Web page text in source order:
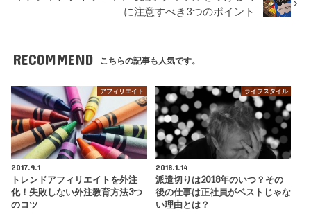
に注意すべき3つのポイント
RECOMMEND こちらの記事も人気です。
アフィリエイト
2017.9.1
トレンドアフィリエイトを外注
化！失敗しない外注教育方法3つ
のコツ
ライフスタイル
2018.1.14
派遣切りは2018年のいつ？その
後の仕事は正社員がベストじゃな
い理由とは？